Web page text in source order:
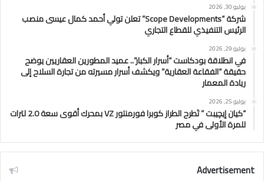
يوليو 30, 2026
شركة “Scope Developments” تعلن تولي أحمد كمال عيسى منصب
الرئيس التنفيذي للقطاع التجاري
يوليو 29, 2026
في انطلاقة بودكاست “أسرار الكبار”.. عميد المطورين العقاريين يوضح
حقيقة “الفقاعة العقارية” ويكشف أسرار مسيرته من تجارة السلاح إلى
ريادة المعمار
يوليو 25, 2026
“كيان إيچيبت ” تَطرح الطراز كوبرا فورمنتور VZ بمحرك أقوى سعة 2.0 لترات
للمرة الأولى في مصر
Advertisement